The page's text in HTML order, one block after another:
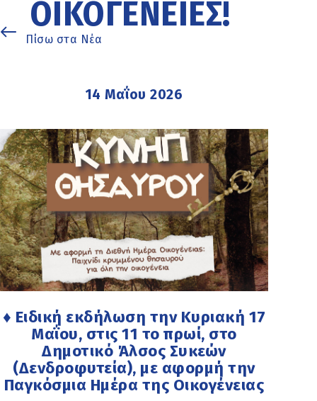
ΟΙΚΟΓΈΝΕΙΕΣ!
Πίσω στα Νέα
14 Μαΐου 2026
♦ Ειδική εκδήλωση την Κυριακή 17
Μαΐου, στις 11 το πρωί, στο
Δημοτικό Άλσος Συκεών
(Δενδροφυτεία), με αφορμή την
Παγκόσμια Ημέρα της Οικογένειας